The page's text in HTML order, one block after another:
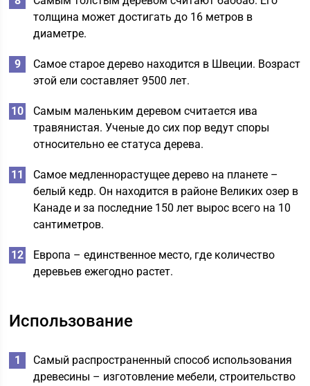
толщина может достигать до 16 метров в
диаметре.
Самое старое дерево находится в Швеции. Возраст
этой ели составляет 9500 лет.
Самым маленьким деревом считается ива
травянистая. Ученые до сих пор ведут споры
относительно ее статуса дерева.
Самое медленнорастущее дерево на планете –
белый кедр. Он находится в районе Великих озер в
Канаде и за последние 150 лет вырос всего на 10
сантиметров.
Европа – единственное место, где количество
деревьев ежегодно растет.
Использование
Самый распространенный способ использования
древесины – изготовление мебели, строительство